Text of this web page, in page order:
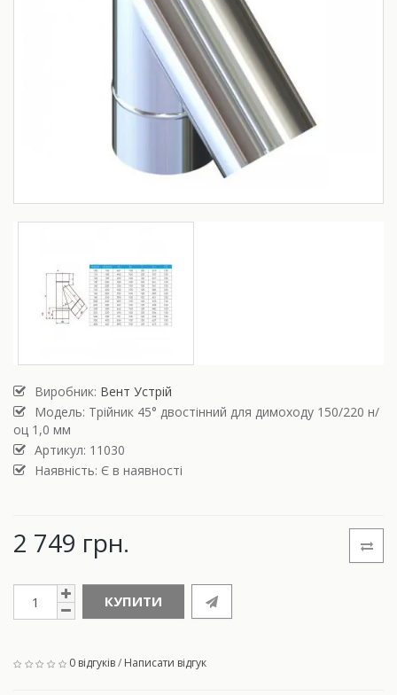
Виробник: Вент Устрій
Модель: Трійник 45° двостінний для димоходу 150/220 н/
оц 1,0 мм
Артикул: 11030
Наявність: Є в наявності
2 749 грн.
КУПИТИ
0 відгуків/ Написати відгук